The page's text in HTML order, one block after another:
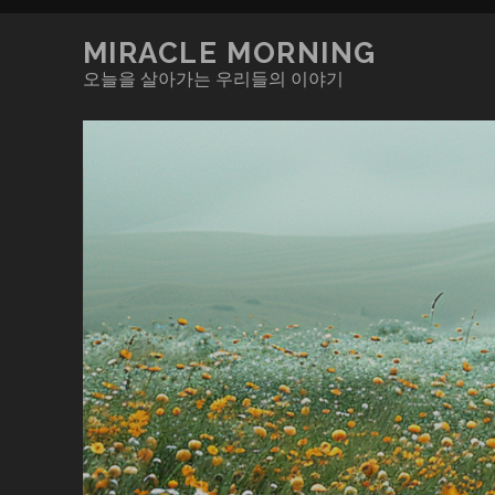
MIRACLE MORNING
오늘을 살아가는 우리들의 이야기